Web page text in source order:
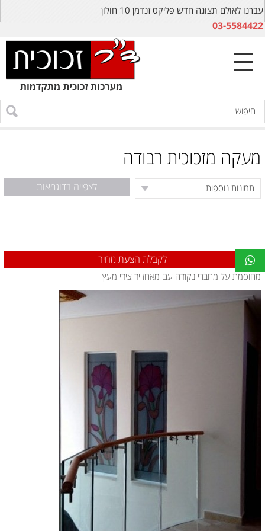
עברנו לאולם תצוגה חדש פליקס זנדמן 10 חולון
03-5584422
מעקה מזכוכית רבודה
לצפייה בדוגמאות
לקבלת הצעת מחיר
מחוסמת על מחברי נקודה עם מאחז יד צידי מעץ